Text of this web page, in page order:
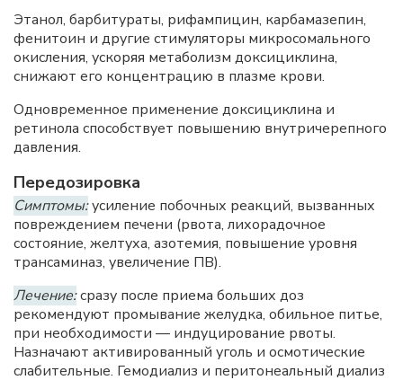
Этанол, барбитураты, рифампицин, карбамазепин,
фенитоин и другие стимуляторы микросомального
окисления, ускоряя метаболизм доксициклина,
снижают его концентрацию в плазме крови.
Одновременное применение доксициклина и
ретинола способствует повышению внутричерепного
давления.
Передозировка
Симптомы:усиление побочных реакций, вызванных
повреждением печени (рвота, лихорадочное
состояние, желтуха, азотемия, повышение уровня
трансаминаз, увеличение ПВ).
Лечение:сразу после приема больших доз
рекомендуют промывание желудка, обильное питье,
при необходимости — индуцирование рвоты.
Назначают активированный уголь и осмотические
слабительные. Гемодиализ и перитонеальный диализ